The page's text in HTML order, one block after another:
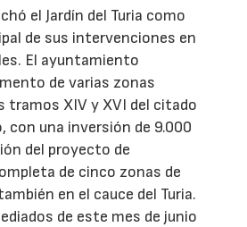
el Jardín del Turia como
de sus intervenciones en
El ayuntamiento
de varias zonas
tramos XIV y XVI del citado
con una inversión de 9.000
del proyecto de
de cinco zonas de
en el cauce del Turia.
de este mes de junio